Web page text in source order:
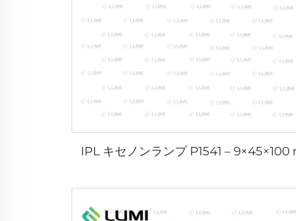
IPL キセノンランプ P1541 –